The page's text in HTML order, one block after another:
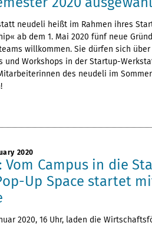
neudeli heißt im Rahmen ihres
ab dem 1. Mai 2020 fünf neue
willkommen. Sie dürfen sich über
und Workshops in der Startup-
des neudeli im
2020
Vom Campus in die
Up Space startet
2020, 16 Uhr, laden die